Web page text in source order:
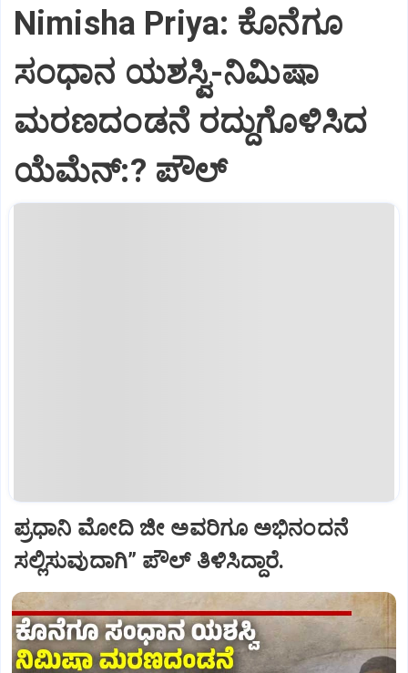
Nimisha Priya: ಕೊನೆಗೂ
ಸಂಧಾನ ಯಶಸ್ವಿ-ನಿಮಿಷಾ
ಮರಣದಂಡನೆ ರದ್ದುಗೊಳಿಸಿದ
ಯೆಮೆನ್:? ಪೌಲ್
ಪ್ರಧಾನಿ ಮೋದಿ ಜೀ ಅವರಿಗೂ ಅಭಿನಂದನೆ
ಸಲ್ಲಿಸುವುದಾಗಿ” ಪೌಲ್‌ ತಿಳಿಸಿದ್ದಾರೆ.